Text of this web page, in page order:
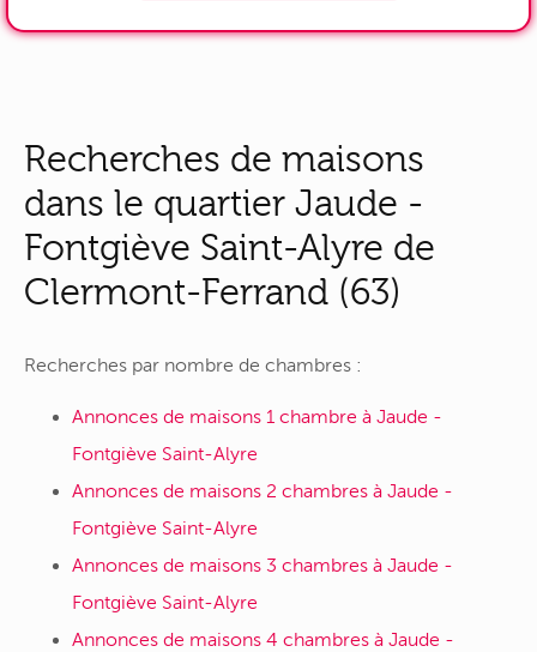
Recherches de maisons
dans le quartier Jaude -
Fontgiève Saint-Alyre de
Clermont-Ferrand (63)
Recherches par nombre de chambres :
Annonces de maisons 1 chambre à Jaude -
Fontgiève Saint-Alyre
Annonces de maisons 2 chambres à Jaude -
Fontgiève Saint-Alyre
Annonces de maisons 3 chambres à Jaude -
Fontgiève Saint-Alyre
Annonces de maisons 4 chambres à Jaude -